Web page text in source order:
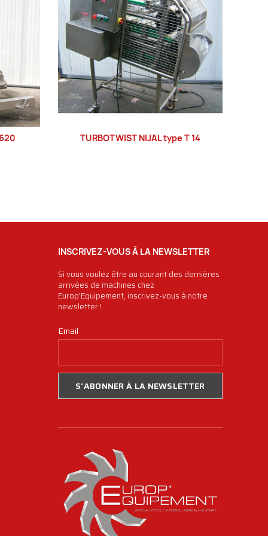
LIRE LA SUITE
TURBOTWIST NIJAL type T 14
INSCRIVEZ-VOUS À LA NEWSLETTER
Si vous voulez être au courant des dernières
arrivées de machines chez
Europ'Equipement, inscrivez-vous à notre
newsletter !
Email